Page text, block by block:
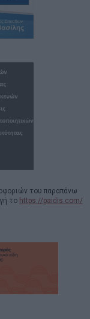
του παραπάνω
το https://paidis.com/